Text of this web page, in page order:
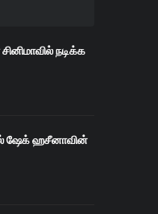
நடிக்க
ஷேக் ஹசீனாவின்